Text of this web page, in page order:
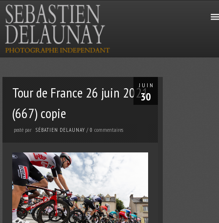
JUIN
30
Tour de France 26 juin 2021
(667) copie
posté par SÉBATIEN DELAUNAY /0commentaires